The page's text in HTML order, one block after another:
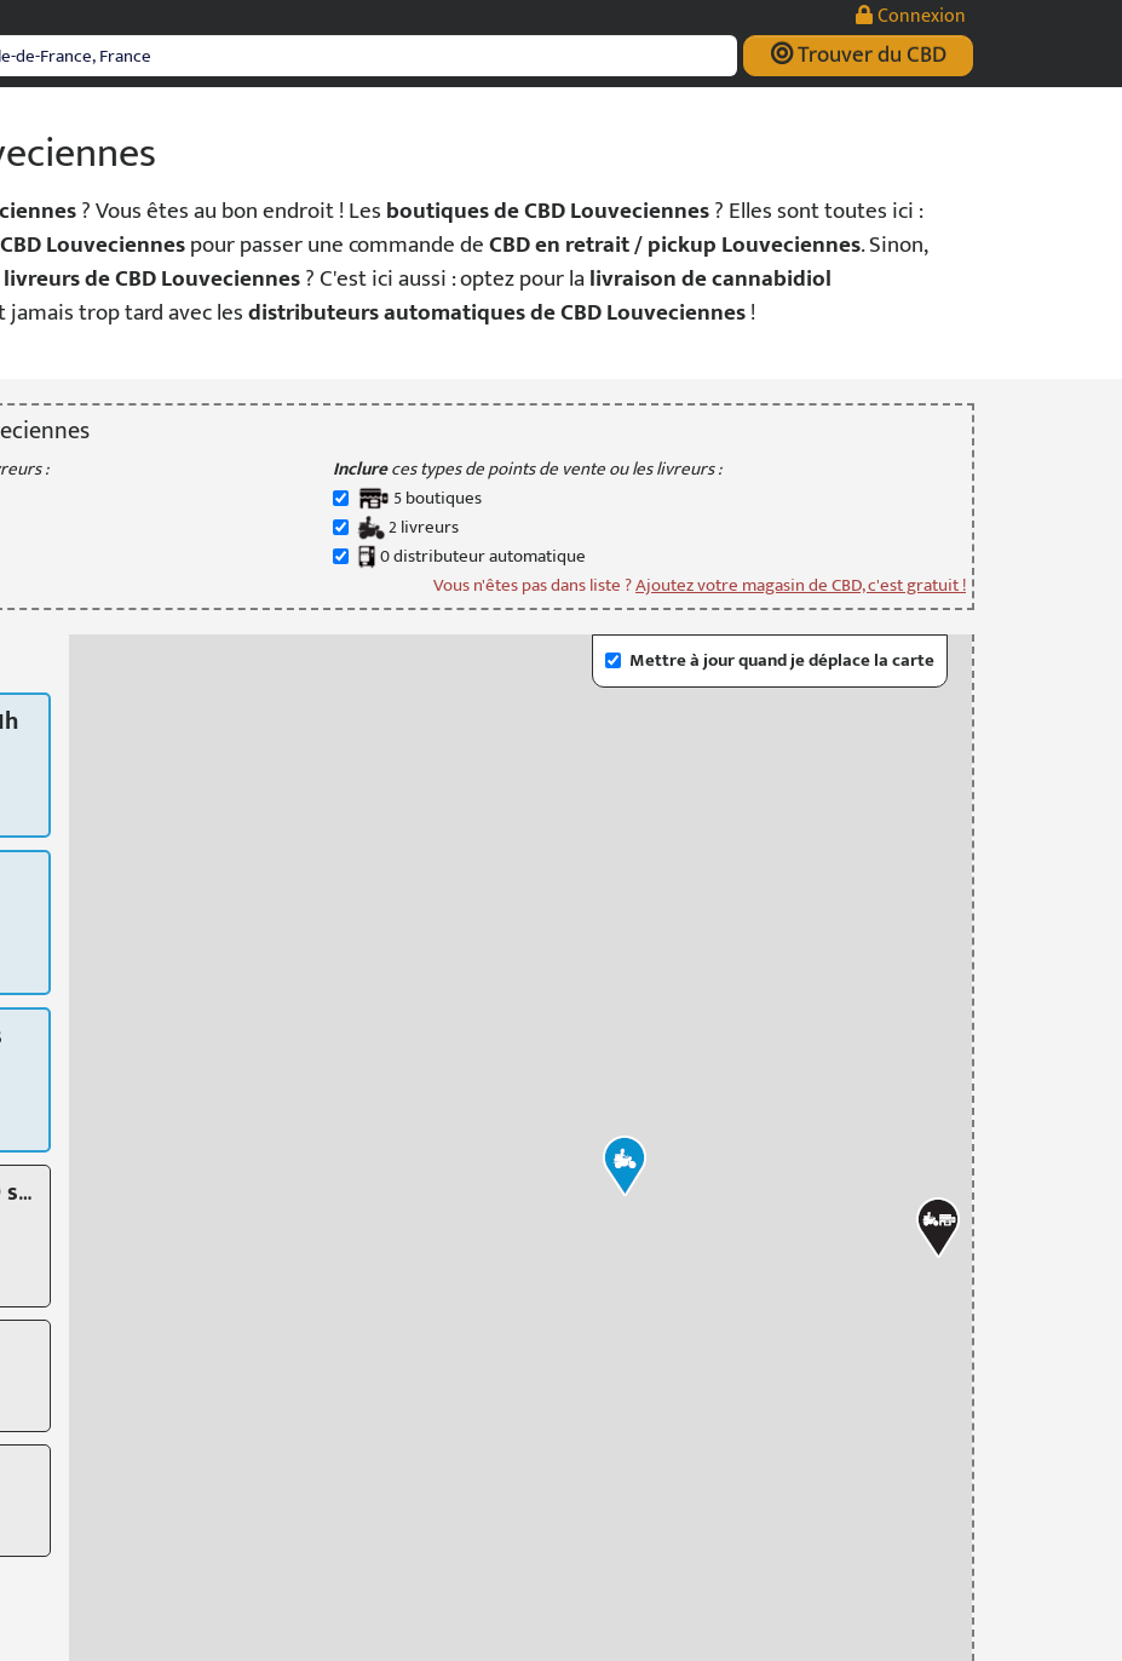
Connexion
Trouver du CBD
? Vous êtes au bon endroit ! Lesboutiques de CBD Louveciennes? Elles sont toutes ici :
Louveciennespour passer une commande deCBD en retrait / pickup Louveciennes. Sinon,
livreurs de CBD Louveciennes? C'est ici aussi : optez pour lalivraison de cannabidiol
jamais trop tard avec lesdistributeurs automatiques de CBD Louveciennes!
:
Inclureces types de points de vente ou les livreurs :
5boutiques
2livreurs
0distributeurautomatique
Vous n'êtes pas dans liste ?Ajoutez votre magasin de CBD, c'est gratuit !
Mettre à jour quand je déplace la carte
Deli Hemp Versailles CBD shop